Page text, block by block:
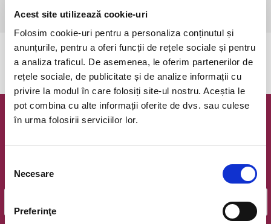
Acest site utilizează cookie-uri
Folosim cookie-uri pentru a personaliza conținutul și
anunțurile, pentru a oferi funcții de rețele sociale și pentru
a analiza traficul. De asemenea, le oferim partenerilor de
rețele sociale, de publicitate și de analize informații cu
privire la modul în care folosiți site-ul nostru. Aceștia le
pot combina cu alte informații oferite de dvs. sau culese
în urma folosirii serviciilor lor.
consimțământului
Necesare
Preferinţe
Informații suplimentare, la nr. de telefon 0773 825 249.
Evenimentul a expirat.
Newsletter @ Bilete.ro
Email